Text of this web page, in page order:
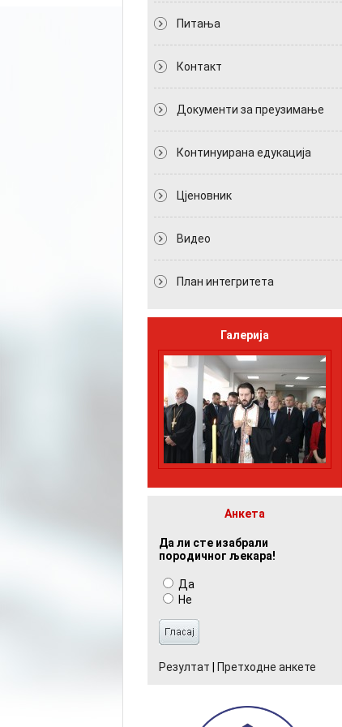
Питања
Контакт
Документи за преузимање
Континуирана едукација
Цјеновник
Видео
План интегритета
Галерија
Анкета
Да ли сте изабрали
породичног љекара!
Да
Не
Резултат Претходне анкете